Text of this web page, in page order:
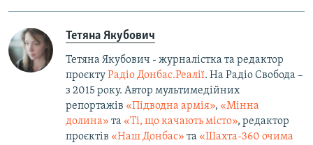
Тетяна Якубович
Тетяна Якубович - журналістка та редактор
проєктуРадіо Донбас.Реалії. На Радіо Свобода –
з 2015 року. Автор мультимедійних
репортажів «Підводна армія», «Мінна
долина» та «Ті, що качають місто», редактор
проєктів «Наш Донбас» та «Шахта-360 очима